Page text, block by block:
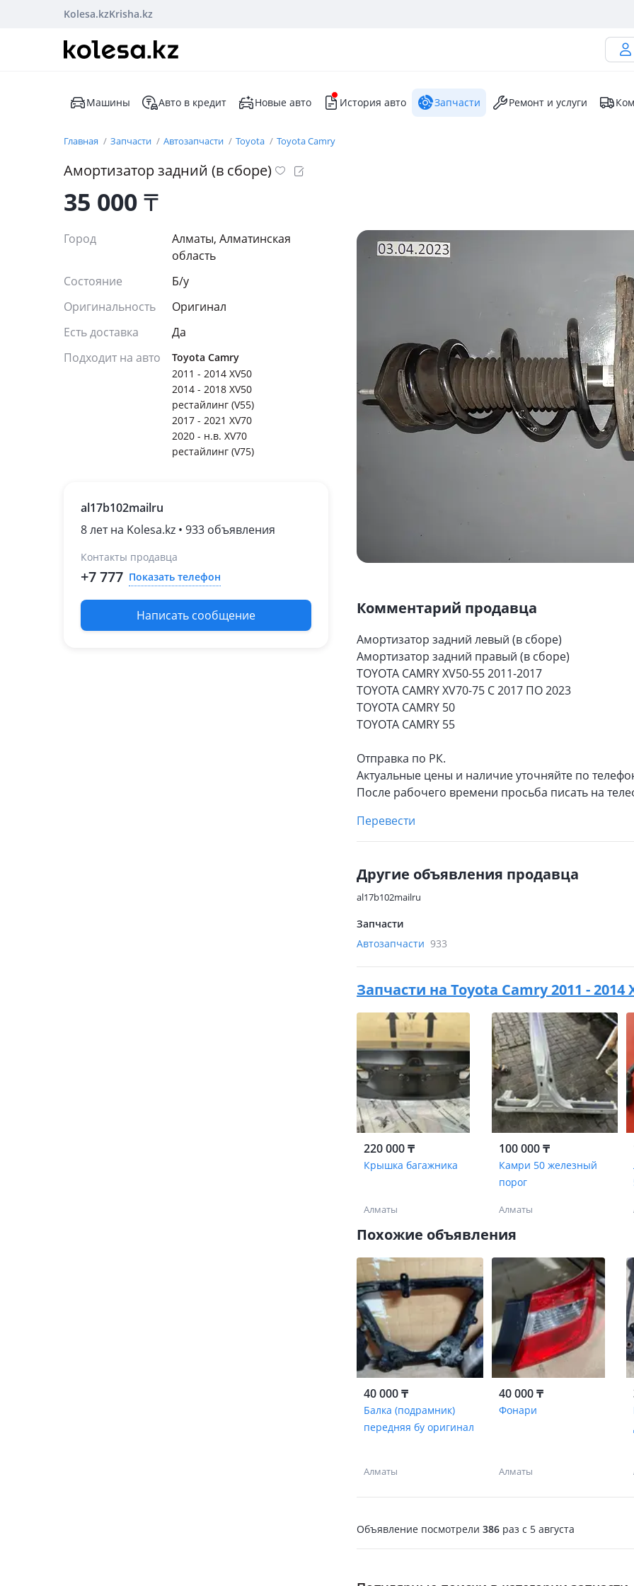
Kolesa.kzKrisha.kz
Машины Авто в кредит Новые авто История авто Запчасти Ремонт и услуги
Главная Запчасти Автозапчасти Toyota Toyota Camry
Амортизатор задний (в сборе)
35 000₸
Город
Алматы, Алматинская
область
Состояние
Б/y
Оригинальность
Оригинал
Есть доставка
Да
Подходит на авто
Toyota Camry
2011 - 2014 XV50
2014 - 2018 XV50
рестайлинг (V55)
2017 - 2021 XV70
2020 - н.в. XV70
рестайлинг (V75)
al17b102mailru
8 лет на Kolesa.kz • 933 объявления
Контакты продавца
+7 777 Показать телефон
Написать сообщение Комментарий продавца
Амортизатор задний левый (в сборе)
Амортизатор задний правый (в сборе)
TOYOTA CAMRY XV50-55 2011-2017
TOYOTA CAMRY XV70-75 С 2017 ПО 2023
TOYOTA CAMRY 50
TOYOTA CAMRY 55
Отправка по РК.
Актуальные цены и наличие уточняйте по
После рабочего времени просьба писать на
Перевести
Другие объявления продавца
al17b102mailru
Запчасти
Автозапчасти 933
Запчасти на Toyota Camry 2011 - 2014
220 000 ₸
Крышка багажника
Алматы
100 000 ₸
Камри 50 железный
порог
Алматы
Похожие объявления
40 000 ₸
Балка (подрамник)
передняя бу оригинал
Алматы
40 000 ₸
Фонари
Алматы
Объявление посмотрели 386 раз c 5 августа